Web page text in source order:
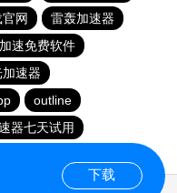
网
雷轰加速器
速免费软件
速器
outline
器七天试用
下载